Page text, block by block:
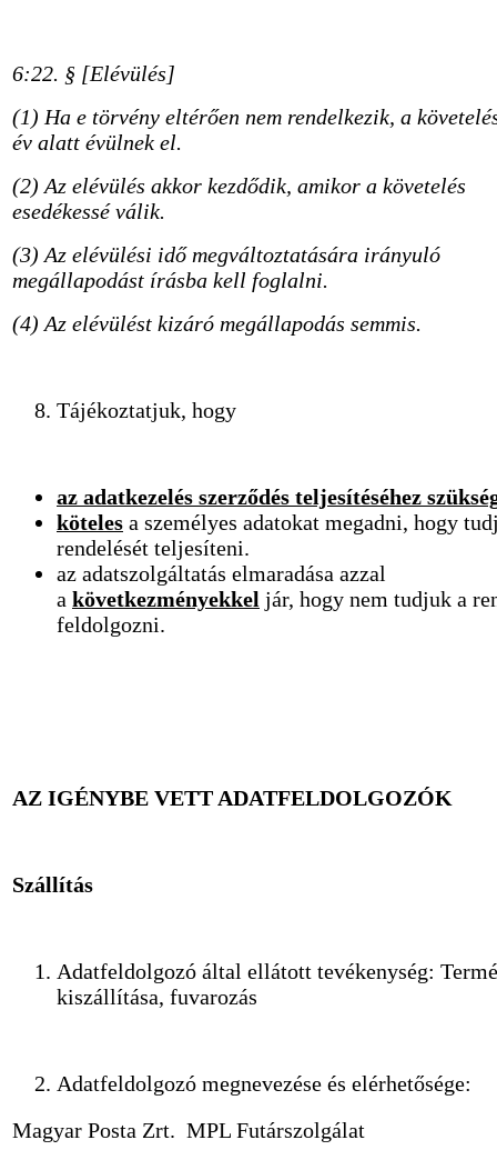
6:22. § [Elévülés]
(1) Ha e törvény eltérően nem rendelkezik, a
év alatt évülnek el.
(2) Az elévülés akkor kezdődik, amikor a követelés
esedékessé válik.
(3) Az elévülési idő megváltoztatására irányuló
megállapodást írásba kell foglalni.
(4) Az elévülést kizáró megállapodás semmis.
Tájékoztatjuk, hogy
az adatkezelés szerződés teljesítéséhez
köteles a személyes adatokat megadni, hogy
rendelését teljesíteni.
az adatszolgáltatás elmaradása azzal
a következményekkel jár, hogy nem tudjuk a
feldolgozni.
AZ IGÉNYBE VETT ADATFELDOLGOZÓK
Szállítás
Adatfeldolgozó által ellátott tevékenység:
kiszállítása, fuvarozás
Adatfeldolgozó megnevezése és elérhetősége:
Magyar Posta Zrt.  MPL Futárszolgálat